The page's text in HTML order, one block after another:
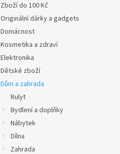
Zboží do 100 Kč
Originální dárky a gadgets
Domácnost
Kosmetika a zdraví
Elektronika
Dětské zboží
Dům a zahrada
Rulyt
Bydlení a doplňky
Nábytek
Dílna
Zahrada